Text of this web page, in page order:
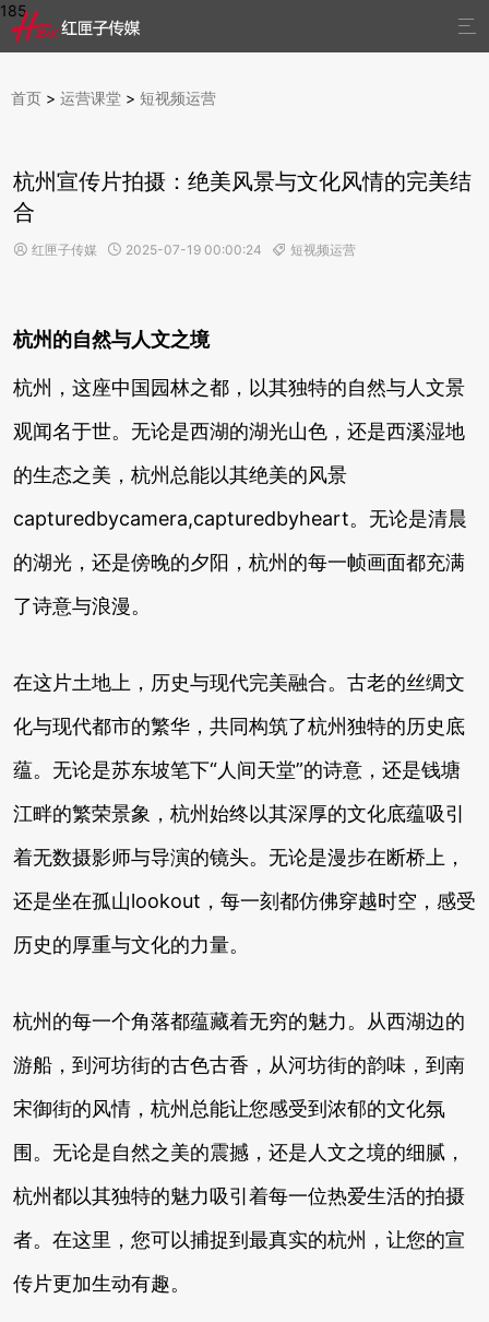
185

首页 > 运营课堂 > 短视频运营
杭州宣传片拍摄：绝美风景与文化风情的完美结
合
 红匣子传媒  2025-07-19 00:00:24  短视频运营
杭州的自然与人文之境
杭州，这座中国园林之都，以其独特的自然与人文景
观闻名于世。无论是西湖的湖光山色，还是西溪湿地
的生态之美，杭州总能以其绝美的风景
capturedbycamera,capturedbyheart。无论是清晨
的湖光，还是傍晚的夕阳，杭州的每一帧画面都充满
了诗意与浪漫。
在这片土地上，历史与现代完美融合。古老的丝绸文
化与现代都市的繁华，共同构筑了杭州独特的历史底
蕴。无论是苏东坡笔下“人间天堂”的诗意，还是钱塘
江畔的繁荣景象，杭州始终以其深厚的文化底蕴吸引
着无数摄影师与导演的镜头。无论是漫步在断桥上，
还是坐在孤山lookout，每一刻都仿佛穿越时空，感受
历史的厚重与文化的力量。
杭州的每一个角落都蕴藏着无穷的魅力。从西湖边的
游船，到河坊街的古色古香，从河坊街的韵味，到南
宋御街的风情，杭州总能让您感受到浓郁的文化氛
围。无论是自然之美的震撼，还是人文之境的细腻，
杭州都以其独特的魅力吸引着每一位热爱生活的拍摄
者。在这里，您可以捕捉到最真实的杭州，让您的宣
传片更加生动有趣。